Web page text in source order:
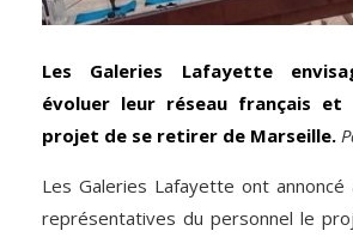
Les Galeries Lafayette
évoluer leur réseau français et
projet de se retirer de Marseille.
Les Galeries Lafayette ont annoncé
représentatives du personnel le